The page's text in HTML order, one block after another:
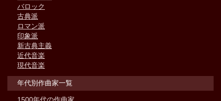
バロック
古典派
ロマン派
印象派
新古典主義
近代音楽
現代音楽
年代別作曲家一覧